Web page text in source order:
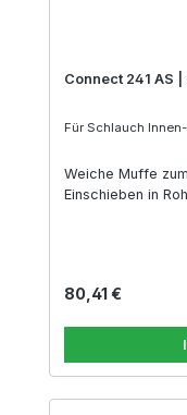
Connect 241 AS |
Für Schlauch
Weiche Muffe
Einschieben in
Regulärer Preis:
80,41 €